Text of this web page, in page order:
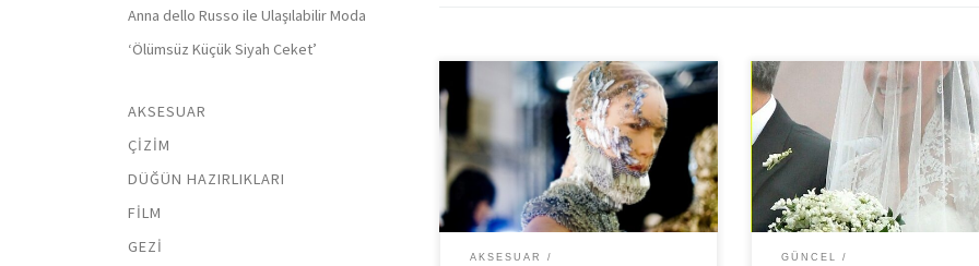
Genç yaşına, üstün yeteneğine
rağmen yaşamayı reddeden,
ölümüyle moda dünyasını şoke eden,
sıra dışı ambiyansları ile tasarımın
sınırsızlığını üstün bir […]
AKSESUAR
Aylar öncesinden tarihi netleşen
sürekli gündemde olan kraliyet
düğünü bugün gerçekleşti. Dünya
üzerinde 2 milyar kişinin izlediği
seremoni hayranlık […]
GÜNCEL
Anna dello Russo ile Ulaşılabilir Moda
‘Ölümsüz Küçük Siyah Ceket’
AKSESUAR
ÇIZIM
DÜĞÜN HAZIRLIKLARI
FILM
GEZI